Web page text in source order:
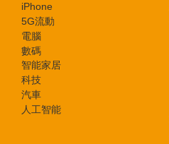
iPhone
5G流動
電腦
數碼
智能家居
科技
汽車
人工智能